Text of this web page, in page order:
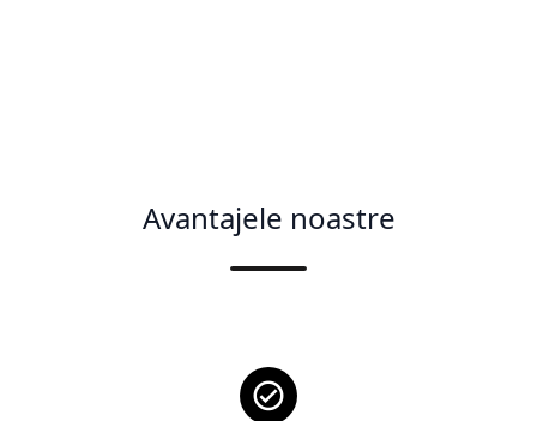
Avantajele noastre